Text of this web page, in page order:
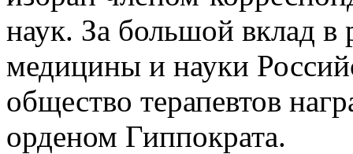
наук. За большой вклад в
медицины и науки
общество терапевтов
орденом Гиппократа.